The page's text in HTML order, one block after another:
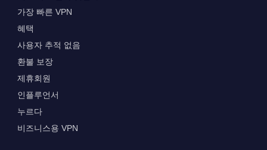
가장 빠른 VPN
혜택
사용자 추적 없음
환불 보장
제휴회원
인플루언서
누르다
비즈니스용 VPN